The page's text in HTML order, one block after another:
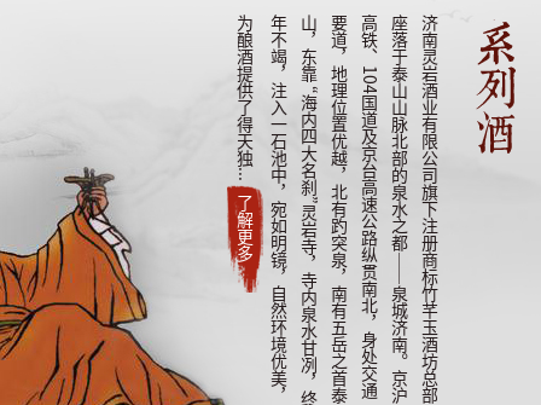
济
南
灵
岩
酒
业
有
限
公
司
旗
下
注
册
商
标
竹
芊
玉
酒
坊
总
部
座
落
于
泰
山
山
脉
北
部
的
泉
水
之
都
—
—
泉
城
济
南
。
京
沪
高
铁
、
1
0
4
国
道
及
京
台
高
速
公
路
纵
贯
南
北
，
身
处
交
通
要
道
，
地
理
位
置
优
越
，
北
有
趵
突
泉
，
南
有
五
岳
之
首
泰
山
，
东
靠
“
海
内
四
大
名
刹
”
灵
岩
寺
，
寺
内
泉
水
甘
冽
，
终
年
不
竭
，
注
入
一
石
池
中
，
宛
如
明
镜
，
自
然
环
境
优
美
，
为
酿
酒
提
供
了
得
天
独
.
.
.
了解更多